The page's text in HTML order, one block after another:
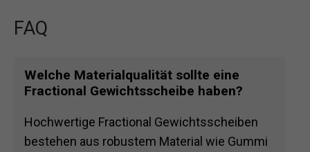
FAQ
Welche Materialqualität sollte eine
Fractional Gewichtsscheibe haben?
Hochwertige Fractional Gewichtsscheiben
bestehen aus robustem Material wie Gummi